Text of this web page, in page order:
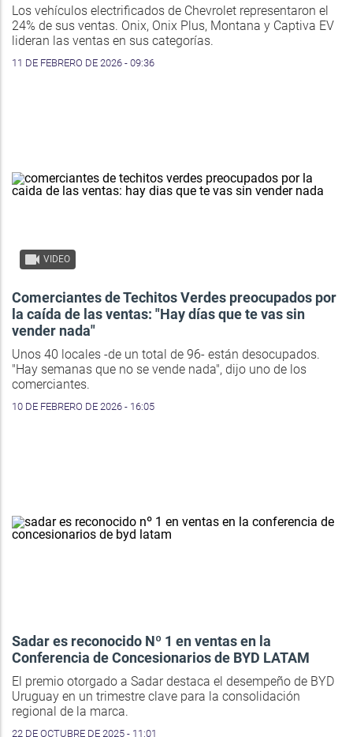
Los vehículos electrificados de Chevrolet representaron el
24% de sus ventas. Onix, Onix Plus, Montana y Captiva EV
lideran las ventas en sus categorías.
11 DE FEBRERO DE 2026 - 09:36
VIDEO
Comerciantes de Techitos Verdes preocupados por
la caída de las ventas: "Hay días que te vas sin
vender nada"
Unos 40 locales -de un total de 96- están desocupados.
"Hay semanas que no se vende nada", dijo uno de los
comerciantes.
10 DE FEBRERO DE 2026 - 16:05
Sadar es reconocido Nº 1 en ventas en la
Conferencia de Concesionarios de BYD LATAM
El premio otorgado a Sadar destaca el desempeño de BYD
Uruguay en un trimestre clave para la consolidación
regional de la marca.
22 DE OCTUBRE DE 2025 - 11:01